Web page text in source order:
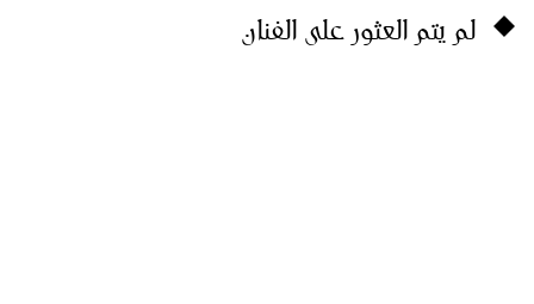
لم يتم العثور على الفنان